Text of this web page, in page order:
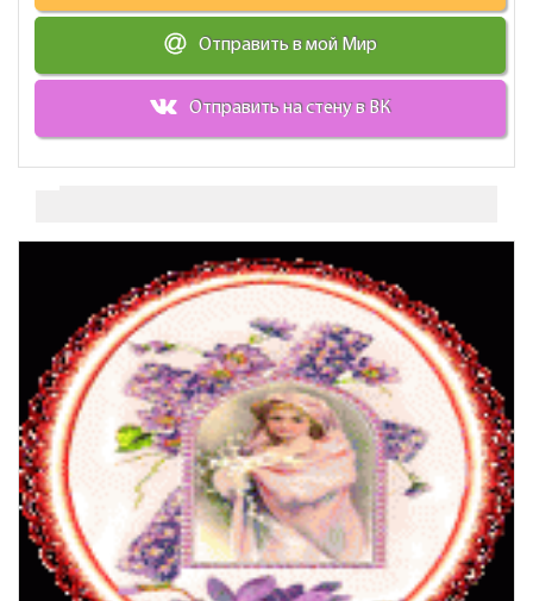
Отправить в мой Мир
Отправить на стену в ВК